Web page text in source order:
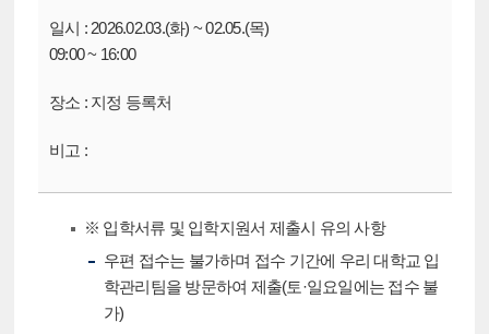
2026.02.03.(화) ~ 02.05.(목)
09:00 ~ 16:00
지정 등록처
※ 입학서류 및 입학지원서 제출시 유의 사항
우편 접수는 불가하며 접수 기간에 우리 대학교 입
학관리팀을 방문하여 제출(토·일요일에는 접수 불
가)